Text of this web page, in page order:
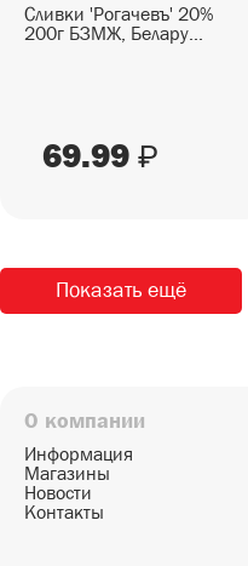
Сливки 'Рогачевъ' 20%
200г БЗМЖ, Белару...
69.99 ₽
Показать ещё
О компании
Информация
Магазины
Новости
Контакты